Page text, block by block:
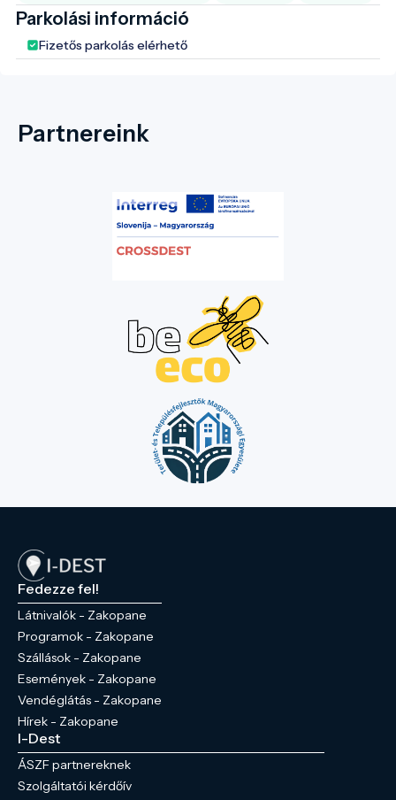
Parkolási információ
Fizetős parkolás elérhető
Partnereink
Fedezze fel!
Látnivalók - Zakopane
Programok - Zakopane
Szállások - Zakopane
Események - Zakopane
Vendéglátás - Zakopane
Hírek - Zakopane
I-Dest
ÁSZF partnereknek
Szolgáltatói kérdőív